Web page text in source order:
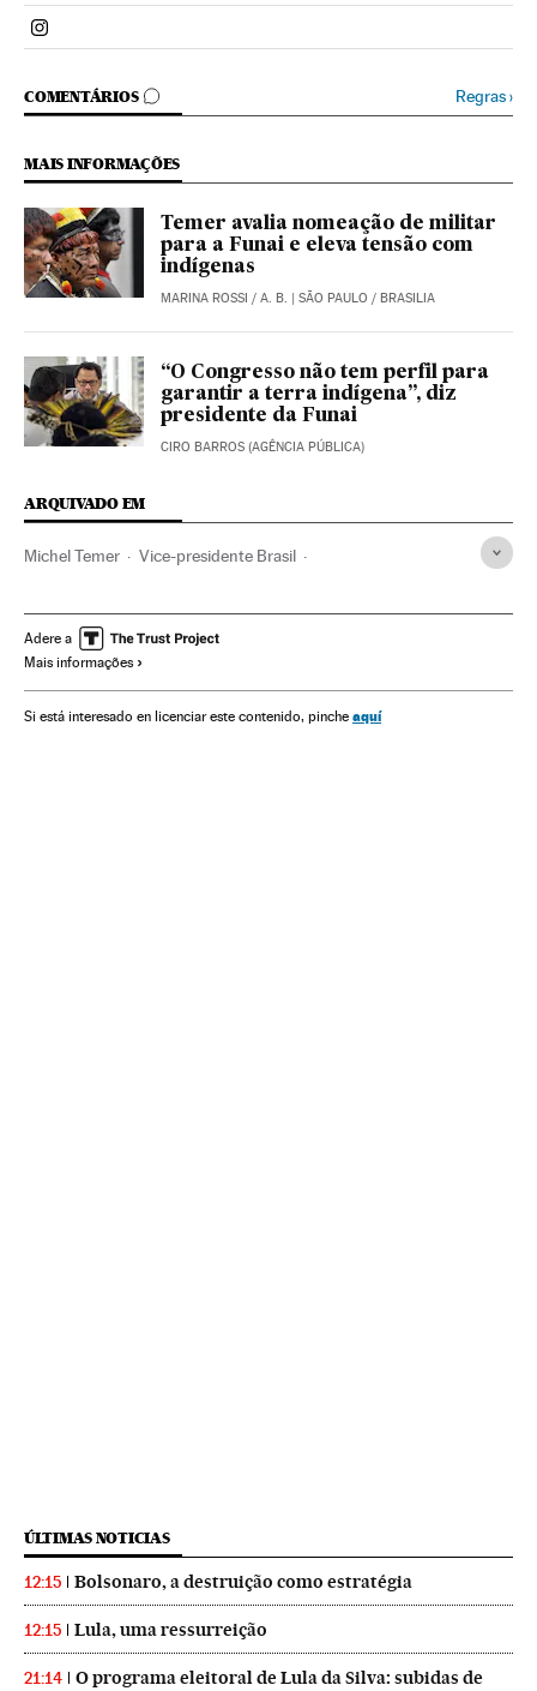
Politica El País Brasil en Instagram
COMENTÁRIOS
COMENTÁRIOS Regras›
MAIS INFORMAÇÕES
Temer avalia nomeação de militar
para a Funai e eleva tensão com
indígenas
MARINA ROSSI / A. B. | SÃO PAULO / BRASILIA
“O Congresso não tem perfil para
garantir a terra indígena”, diz
presidente da Funai
CIRO BARROS (AGÊNCIA PÚBLICA)
ARQUIVADO EM
Michel Temer Vice-presidente Brasil
Ditadura militar Ditadura
Ministério da Justiça e Segurança Pública
Índios americanos Indígenas Funai Governo Brasil
Adere a
Mais informações
Si está interesado en licenciar este contenido, pinche aquí
ÚLTIMAS NOTICIAS
12:15 Bolsonaro, a destruição como estratégia
12:15 Lula, uma ressurreição
21:14
O programa eleitoral de Lula da Silva: subidas de